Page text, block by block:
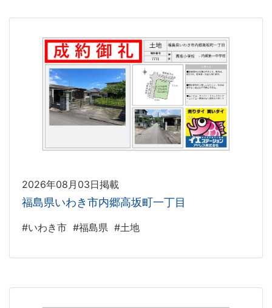
2026年08月03日掲載
福島県いわき市内郷高坂町一丁目
#いわき市 #福島県 #土地